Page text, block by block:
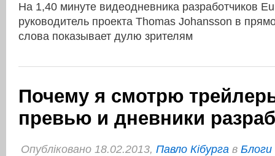
На 1,40 минуте видеодневника разработчиков
руководитель проекта Thomas Johansson в
слова показывает дулю зрителям
Почему я смотрю
превью и дневники
Опубліковано 18.02.2013, Павло Кібурга в Блоги